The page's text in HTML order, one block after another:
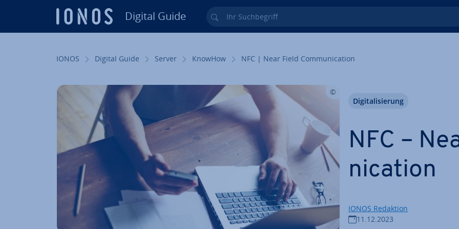
Digital Guide Ihr Such­be­griff
IONOS Digital Guide Server KnowHow NFC | Near Field Com­mu­ni­ca­ti­on
NFC –
ni­ca­ti­on
IONOS Redaktion
11.12.2023
Di­gi­ta­li­sie­rung